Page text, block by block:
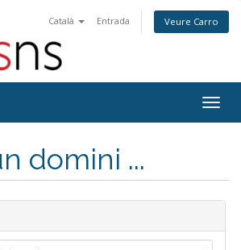
Català Entrada Veure Carro
domini ...